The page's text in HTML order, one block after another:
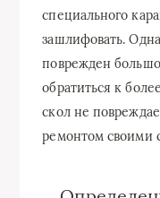
специального
зашлифовать.
поврежден
обратиться к
скол не
ремонтом своими